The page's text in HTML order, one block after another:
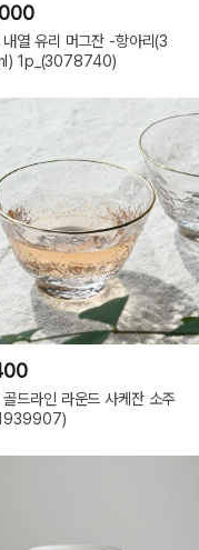
내열 유리 머그잔 -항아리(3
1p_(3078740)
골드라인 라운드 사케잔 소주